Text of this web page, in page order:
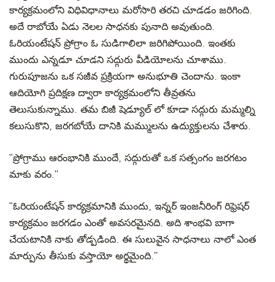
కార్యక్రమంలోని విధివిధానాలు మరోసారి తరచి చూడడం జరిగింది.
అదే రాబోయే ఏడు నెలల సాధనకు పునాది అవుతుంది.
ఓరియంటేషన్ ప్రోగ్రాం ఓ సుడిగాలిలా జరిగిపోయింది. ఇంతకు
ముందు ఎన్నడూ చూడని సద్గురు వీడియోలను చూశాము.
గురుపూజను ఒక సజీవ ప్రక్రియగా అనుభూతి చెందాను. ఇంకా
ఆదియోగి ప్రదిక్షణ ద్వారా కార్యక్రమంలోని తీవ్రతను
తెలుసుకున్నాము. తమ బిజీ షెడ్యూల్ లో కూడా సద్గురు మమ్మల్ని
కలుసుకొని, జరగబోయే దానికి మమ్ములను ఉద్యుక్తులను చేశారు.
‘‘ప్రోగ్రాము ఆరంభానికి ముందే, సద్గురుతో ఒక సత్సంగం జరగటం
మాకు వరం.’’
‘‘ఓరియంటేషన్ కార్యక్రమానికి ముందు, ఇన్నర్ ఇంజనీరింగ్ రిఫ్రెషర్
కార్యక్రమం జరగడం ఎంతో అవసరమైనది. అది శాంభవి బాగా
చేయటానికి నాకు తోడ్పడింది. ఈ సులువైన సాధనాలు నాలో ఎంత
మార్పును తీసుకు వస్తాయో అర్థమైంది.’’